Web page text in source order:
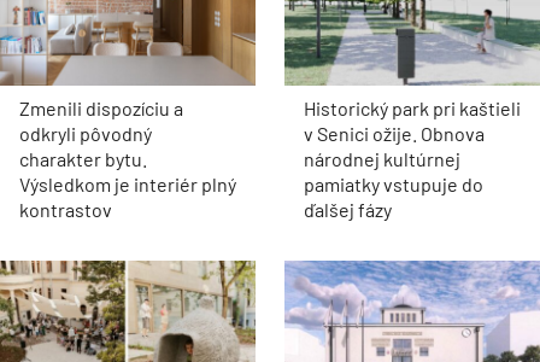
Zmenili dispozíciu a
odkryli pôvodný
charakter bytu.
Výsledkom je interiér plný
kontrastov
Historický park pri kaštieli
v Senici ožije. Obnova
národnej kultúrnej
pamiatky vstupuje do
ďalšej fázy